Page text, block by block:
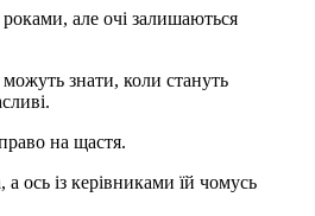
але очі залишаються
знати, коли стануть
на щастя.
а ось із керівниками їй чомусь